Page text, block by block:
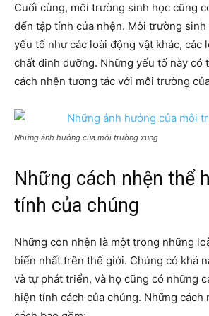
Cuối cùng, môi trường sinh học cũng
đến tập tính của nhện. Môi trường sinh
yếu tố như các loài động vật khác, các
chất dinh dưỡng. Những yếu tố này có
cách nhện tương tác với môi trường
Những ảnh hưởng của môi trường xung
Những cách nhện thể
tính của chúng
Những con nhện là một trong những
biến nhất trên thế giới. Chúng có khả
và tự phát triển, và họ cũng có những
hiện tính cách của chúng. Những cách